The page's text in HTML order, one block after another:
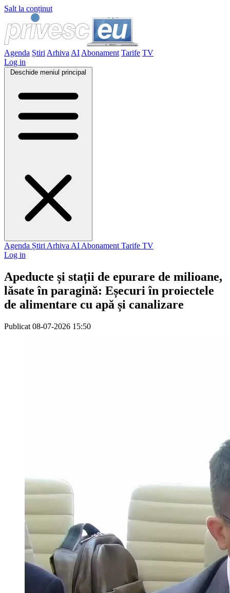
Salt la conținut
Agenda Știri Arhiva AI Abonament Tarife TV
Log in
Deschide meniul principal
Agenda Știri Arhiva AI Abonament Tarife TV
Log in
Apeducte și stații de epurare de milioane,
lăsate în paragină: Eșecuri în proiectele
de alimentare cu apă și canalizare
Publicat 08-07-2026 15:50